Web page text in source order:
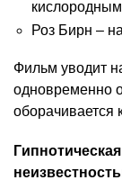
Роз Бирн –
Фильм уводит
одновременно
оборачивается